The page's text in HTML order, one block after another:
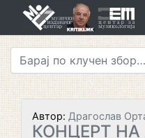
Автор: Драгослав
КОНЦЕРТ